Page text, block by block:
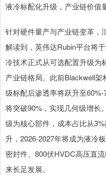
液冷标配化升级，产业链价值
针对硬件量产与产业链变革，
解读到，英伟达Rubin平台将
冷技术正式从可选配置升级为
产业链格局。此前Blackwell
级标配后渗透率将跃升至
将突破90%，实现几何级增长
级为核心部件，成本占比从
升，2026-2027年将成为液冷
密封件、800伏HVDC高压直
来长足发展。